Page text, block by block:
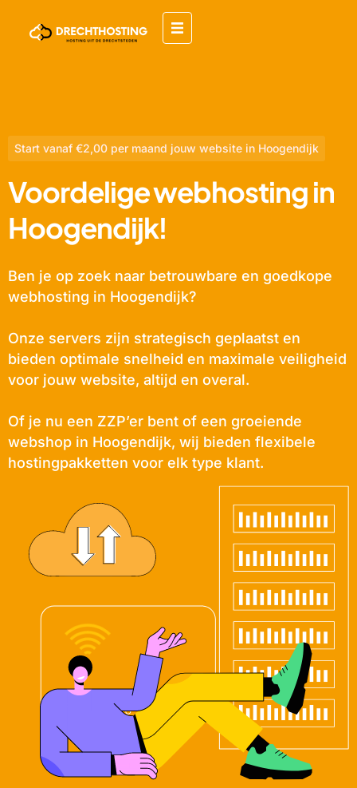
Start vanaf €2,00 per maand jouw website in Hoogendijk
Voordelige webhosting in
Hoogendijk!
Ben je op zoek naar betrouwbare en goedkope
webhosting in Hoogendijk?
Onze servers zijn strategisch geplaatst en
bieden optimale snelheid en maximale veiligheid
voor jouw website, altijd en overal.
Of je nu een ZZP’er bent of een groeiende
webshop in Hoogendijk, wij bieden flexibele
hostingpakketten voor elk type klant.